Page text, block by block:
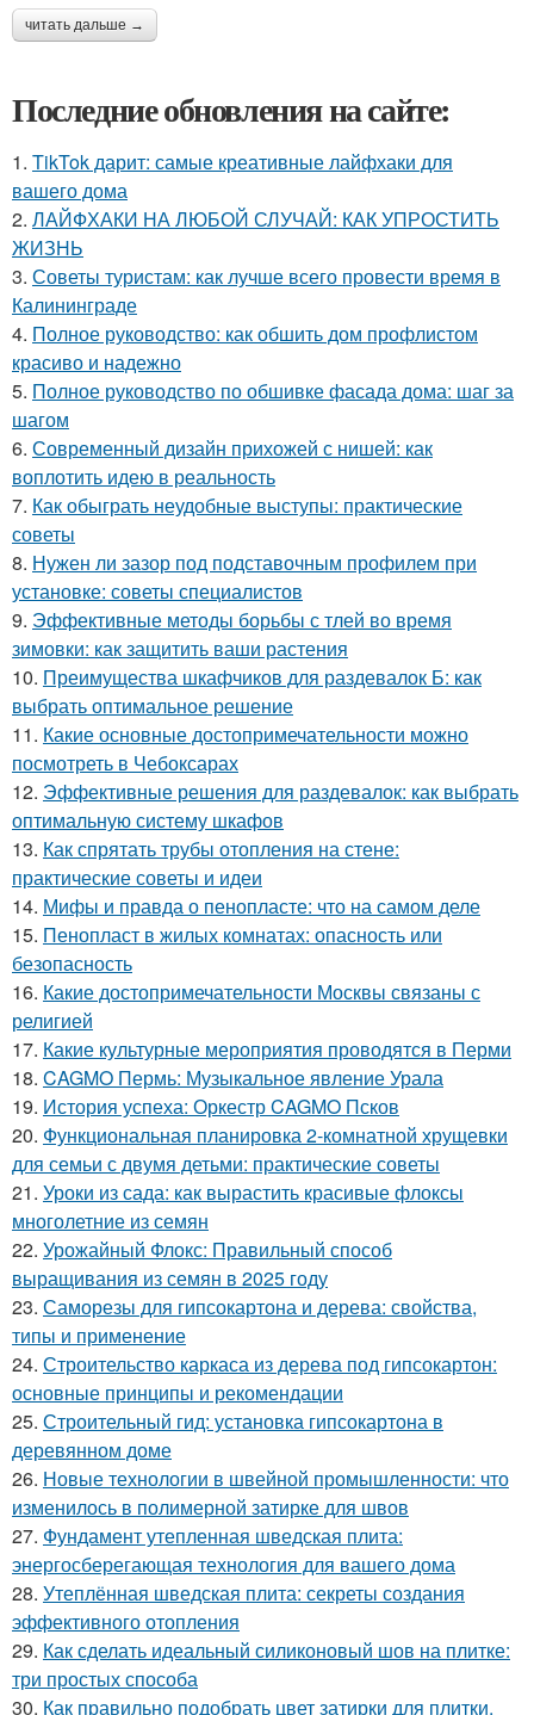
читать дальше →
Последние обновления на сайте:
1. TikTok дарит: самые креативные лайфхаки для
вашего дома
2. ЛАЙФХАКИ НА ЛЮБОЙ СЛУЧАЙ: КАК УПРОСТИТЬ
ЖИЗНЬ
3. Советы туристам: как лучше всего провести время в
Калининграде
4. Полное руководство: как обшить дом профлистом
красиво и надежно
5. Полное руководство по обшивке фасада дома: шаг за
шагом
6. Современный дизайн прихожей с нишей: как
воплотить идею в реальность
7. Как обыграть неудобные выступы: практические
советы
8. Нужен ли зазор под подставочным профилем при
установке: советы специалистов
9. Эффективные методы борьбы с тлей во время
зимовки: как защитить ваши растения
10. Преимущества шкафчиков для раздевалок Б: как
выбрать оптимальное решение
11. Какие основные достопримечательности можно
посмотреть в Чебоксарах
12. Эффективные решения для раздевалок: как выбрать
оптимальную систему шкафов
13. Как спрятать трубы отопления на стене:
практические советы и идеи
14. Мифы и правда о пенопласте: что на самом деле
15. Пенопласт в жилых комнатах: опасность или
безопасность
16. Какие достопримечательности Москвы связаны с
религией
17. Какие культурные мероприятия проводятся в Перми
18. CAGMO Пермь: Музыкальное явление Урала
19. История успеха: Оркестр CAGMO Псков
20. Функциональная планировка 2-комнатной хрущевки
для семьи с двумя детьми: практические советы
21. Уроки из сада: как вырастить красивые флоксы
многолетние из семян
22. Урожайный Флокс: Правильный способ
выращивания из семян в 2025 году
23. Саморезы для гипсокартона и дерева: свойства,
типы и применение
24. Строительство каркаса из дерева под гипсокартон:
основные принципы и рекомендации
25. Строительный гид: установка гипсокартона в
деревянном доме
26. Новые технологии в швейной промышленности: что
изменилось в полимерной затирке для швов
27. Фундамент утепленная шведская плита:
энергосберегающая технология для вашего дома
28. Утеплённая шведская плита: секреты создания
эффективного отопления
29. Как сделать идеальный силиконовый шов на плитке:
три простых способа
30. Как правильно подобрать цвет затирки для плитки.